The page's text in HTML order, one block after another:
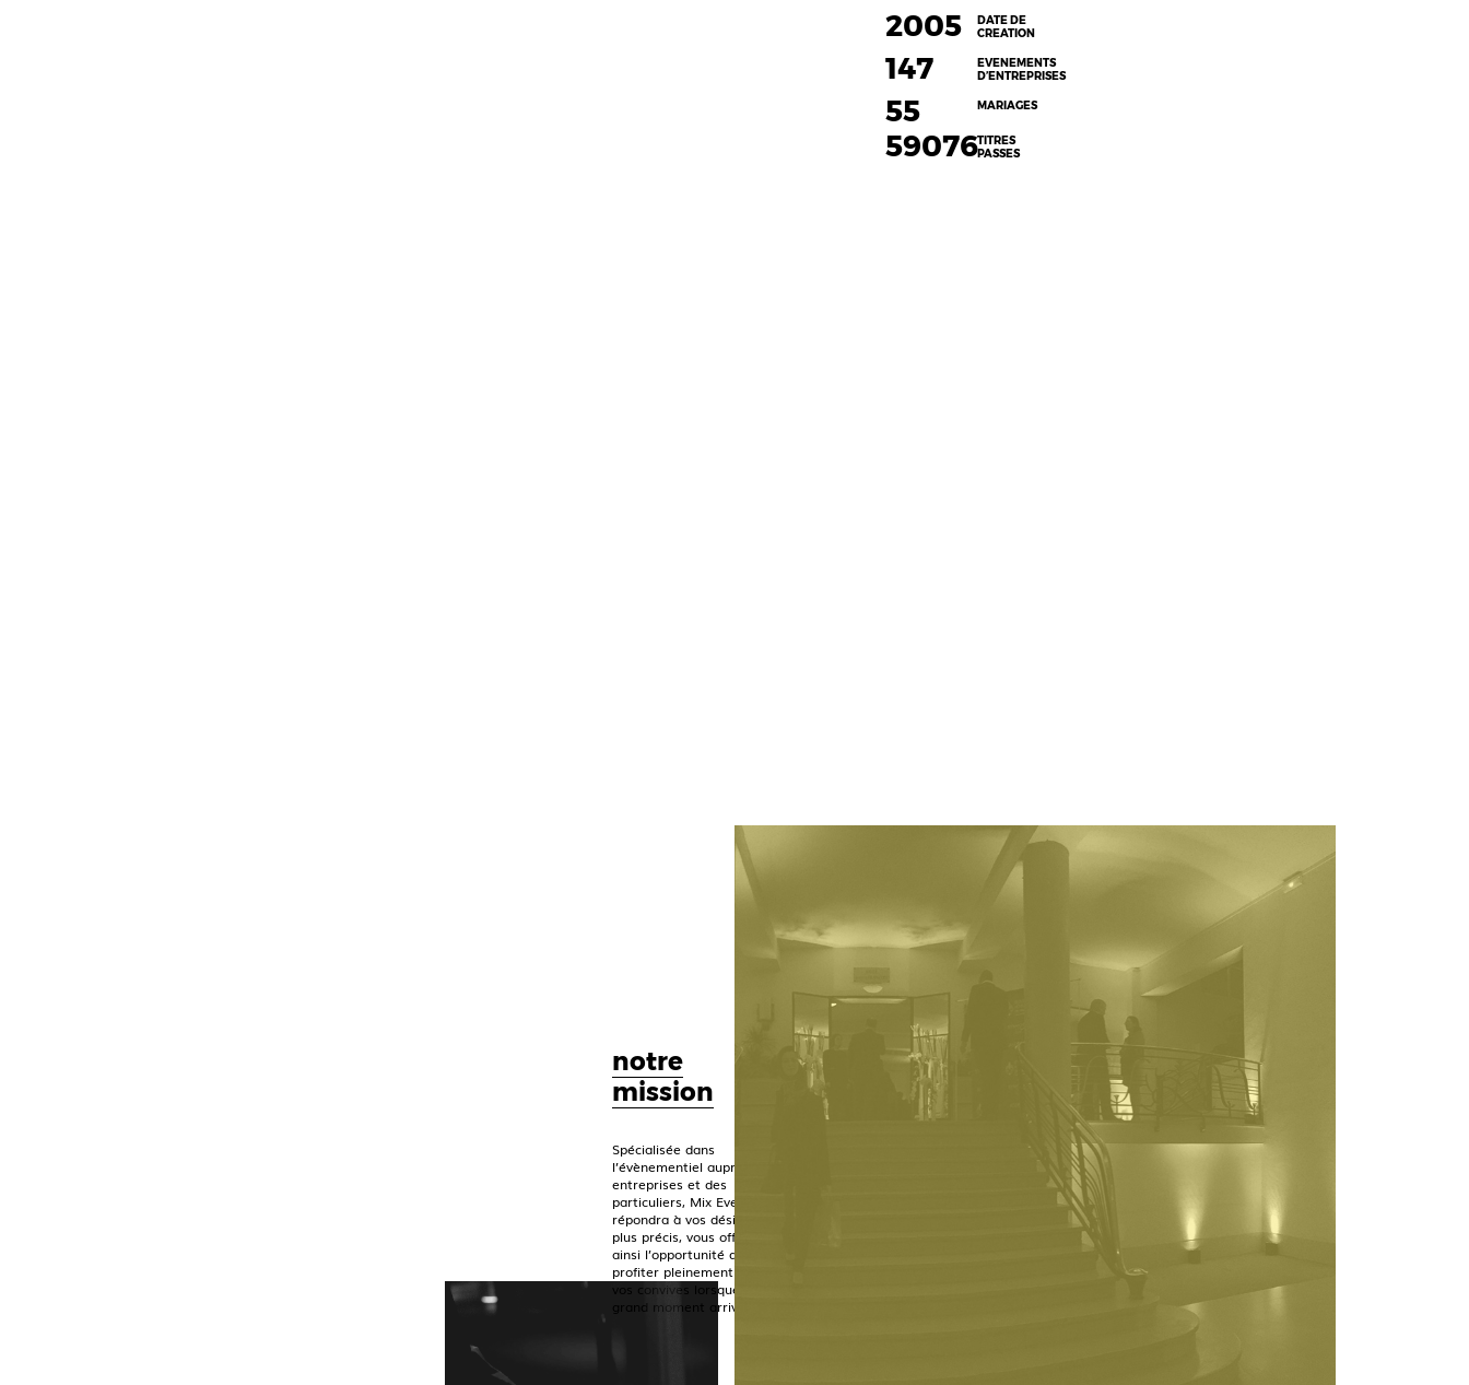
notre
mission
Spécialisée dans
l’évènementiel auprès des
entreprises et des
particuliers, Mix Event
répondra à vos désirs les
plus précis, vous offrant
ainsi l’opportunité de
profiter pleinement de
vos convives lorsque le
grand moment arrivera.
2008
DATE DE
CREATION
308
EVENEMENTS
D’ENTREPRISES
115 MARIAGES
59159 TITRES
PASSES